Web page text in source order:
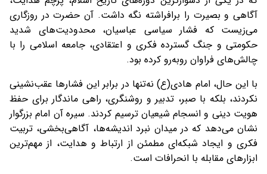
آگاهی و بصیرت را برافراشته نگه داشت. آن حضرت در روزگاری
می‌زیست که فشار سیاسی عباسیان، محدودیت‌های شدید
حکومتی و جنگ گسترده فکری و اعتقادی، جامعه اسلامی را با
چالش‌های فراوان روبه‌رو کرده بود.
با این حال، امام هادی(ع) نه‌تنها در برابر این فشارها عقب‌نشینی
نکردند، بلکه با صبر، تدبیر و روشنگری، راهی ماندگار برای حفظ
هویت دینی و انسجام شیعیان ترسیم کردند. سیره آن امام بزرگوار
نشان می‌دهد که در میدان نبرد اندیشه‌ها، آگاهی‌بخشی، تربیت
فکری و ایجاد شبکه‌ای مطمئن از ارتباط و هدایت، از مهم‌ترین
ابزارهای مقابله با انحرافات است.